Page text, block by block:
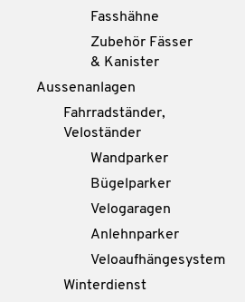
Fasshähne
Zubehör Fässer
& Kanister
Aussenanlagen
Fahrradständer,
Veloständer
Wandparker
Bügelparker
Velogaragen
Anlehnparker
Veloaufhängesystem
Winterdienst